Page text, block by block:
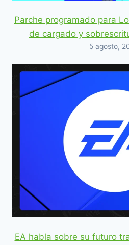
Parche programado para
de cargado y
5 agosto,
EA habla sobre su futuro